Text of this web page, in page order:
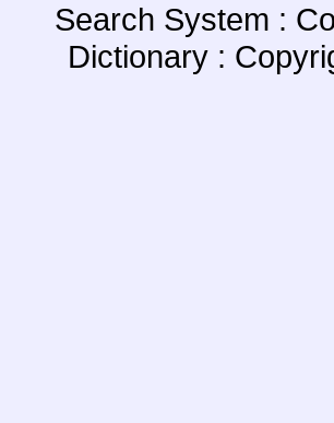
Search System :
Dictionary :